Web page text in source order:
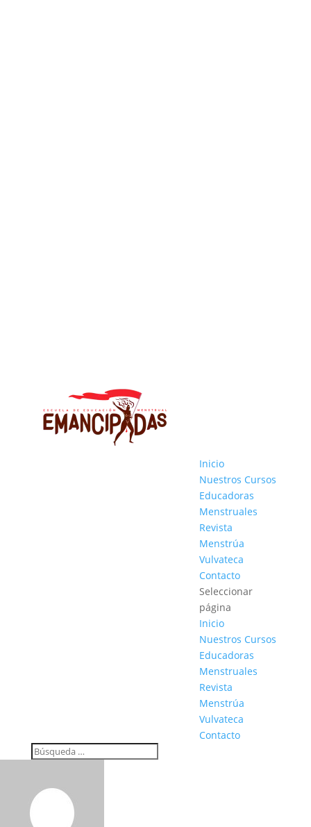
Inicio
Nuestros Cursos
Educadoras
Menstruales
Revista
Menstrúa
Vulvateca
Contacto
Seleccionar
página
Inicio
Nuestros Cursos
Educadoras
Menstruales
Revista
Menstrúa
Vulvateca
Contacto